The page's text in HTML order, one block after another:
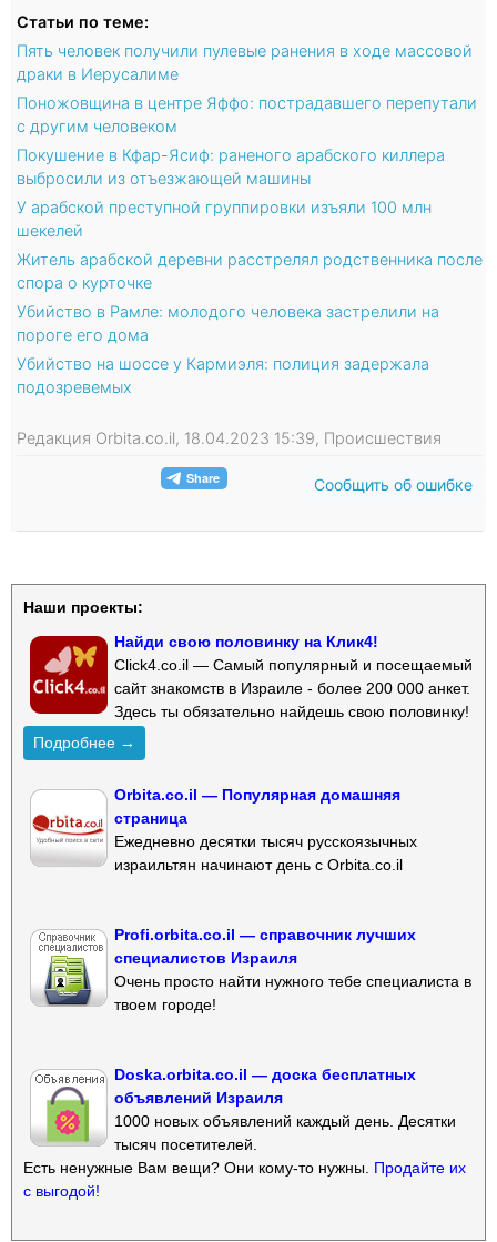
Статьи по теме:
Пять человек получили пулевые ранения в ходе массовой
драки в Иерусалиме
Поножовщина в центре Яффо: пострадавшего перепутали
с другим человеком
Покушение в Кфар-Ясиф: раненого арабского киллера
выбросили из отъезжающей машины
У арабской преступной группировки изъяли 100 млн
шекелей
Житель арабской деревни расстрелял родственника после
спора о курточке
Убийство в Рамле: молодого человека застрелили на
пороге его дома
Убийство на шоссе у Кармиэля: полиция задержала
подозревемых
Редакция Orbita.co.il, 18.04.2023 15:39, Происшествия
Сообщить об ошибке
Наши проекты:
Найди свою половинку на Клик4!
Click4.co.il — Самый популярный и посещаемый
сайт знакомств в Израиле - более 200 000 анкет.
Здесь ты обязательно найдешь свою половинку!
Подробнее →
Orbita.co.il — Популярная домашняя
страница
Ежедневно десятки тысяч русскоязычных
израильтян начинают день с Orbita.co.il
Profi.orbita.co.il — справочник лучших
специалистов Израиля
Очень просто найти нужного тебе специалиста в
твоем городе!
Doska.orbita.co.il — доска бесплатных
объявлений Израиля
1000 новых объявлений каждый день. Десятки
тысяч посетителей.
Есть ненужные Вам вещи? Они кому-то нужны. Продайте их
с выгодой!